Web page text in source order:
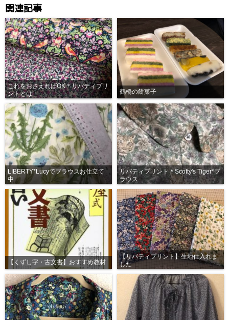
関連記事
これをおさえればOK＊リバティプリ
ントとは
鶴橋の餅菓子
LIBERTY*Lucyでブラウスお仕立て
中
リバティプリント＊Scotty's Tiger*ブ
ラウス
【くずし字・古文書】おすすめ教材
【リバティプリント】生地仕入れま
した